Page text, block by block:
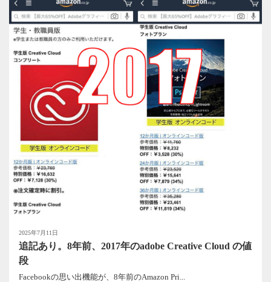
2025年7月11日
追記あり。8年前、2017年のadobe Creative Cloud の値
段
Facebookの思い出機能が、8年前のAmazon Pri...